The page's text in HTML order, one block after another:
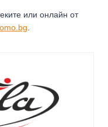
или онлайн от